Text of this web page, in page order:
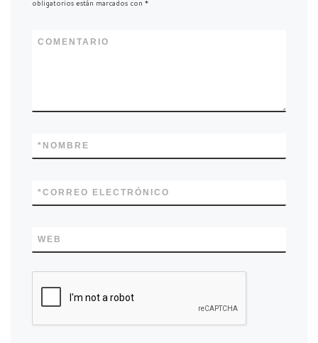
obligatorios están marcados con*
COMENTARIO
NOMBRE
*
CORREO ELECTRÓNICO
*
WEB